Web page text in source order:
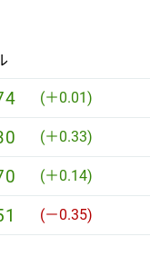
(＋0.01)
(＋0.33)
(＋0.14)
(－0.35)